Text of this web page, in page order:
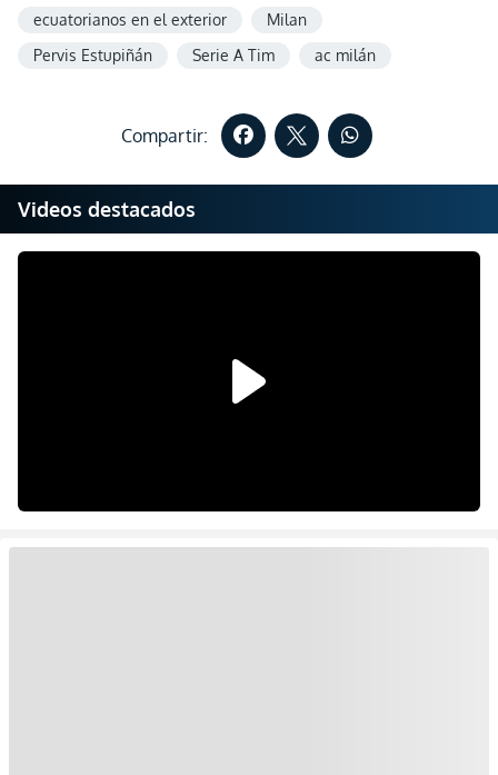
ecuatorianos en el exterior
Milan
Pervis Estupiñán
Serie A Tim ac milán
Compartir:
Videos destacados